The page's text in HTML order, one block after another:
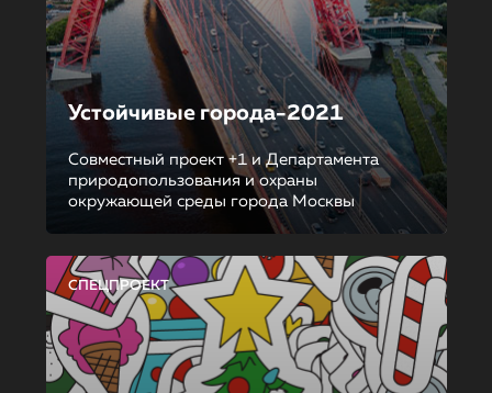
Устойчивые города-2021
Совместный проект +1 и Департамента
природопользования и охраны
окружающей среды города Москвы
СПЕЦПРОЕКТ